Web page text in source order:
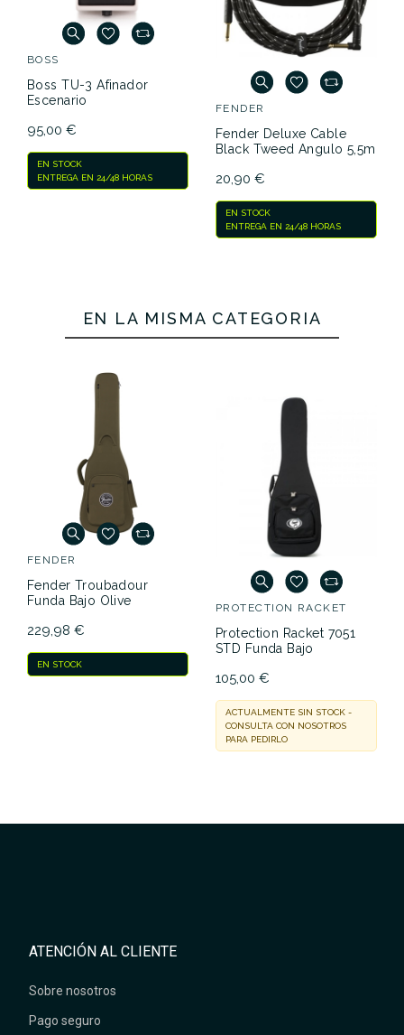
BOSS
Boss TU-3 Afinador
Escenario
95,00 €
EN STOCK
ENTREGA EN 24/48 HORAS
FENDER
Fender Deluxe Cable
Black Tweed Angulo 5,5m
20,90 €
EN STOCK
ENTREGA EN 24/48 HORAS
EN LA MISMA CATEGORÍA
FENDER
Fender Troubadour
Funda Bajo Olive
229,98 €
EN STOCK
PROTECTION RACKET
Protection Racket 7051
STD Funda Bajo
105,00 €
ACTUALMENTE SIN STOCK -
CONSULTA CON NOSOTROS
PARA PEDIRLO
ATENCIÓN AL CLIENTE
Sobre nosotros
Pago seguro